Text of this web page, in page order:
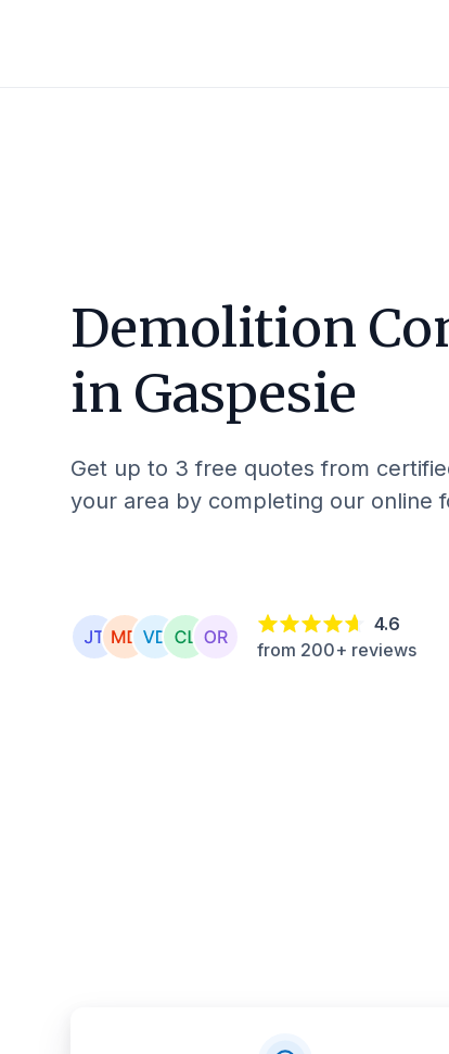
Demolition
in Gaspesie
Get up to 3 free quotes from
your area by completing our online
4.6
from 200+ reviews